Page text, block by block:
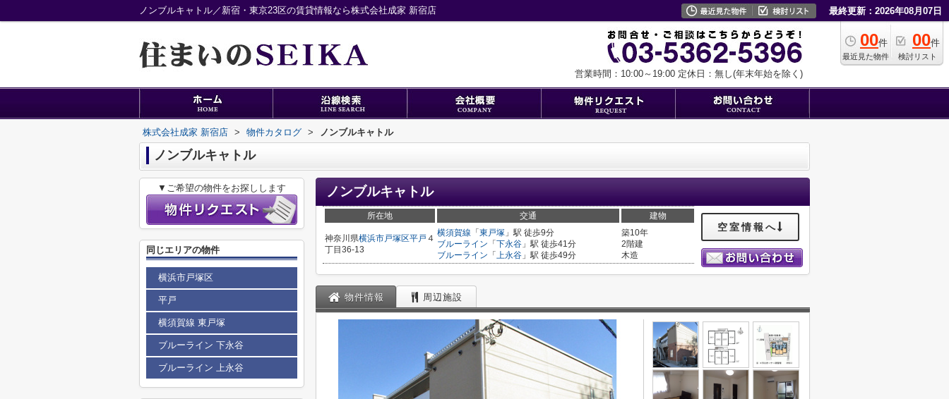
ノンブルキャトル／新宿・東京23区の賃貸情報なら株式会社成家 新宿店 最終更新：2026年08月07日
00件
最近見た物件
00件
検討リスト
営業時間：10:00～19:00 定休日：無し(年末年始を除く)
株式会社成家 新宿店 > 物件カタログ > ノンブルキャトル
ノンブルキャトル
ノンブルキャトル
所在地 交通 建物
神奈川県横浜市戸塚区平戸４
丁目36-13
横須賀線 「 東戸塚 」駅 徒歩9分
ブルーライン 「 下永谷 」駅 徒歩41分
ブルーライン 「 上永谷 」駅 徒歩49分
築10年
2階建
木造
空室情報へ
物件情報 周辺施設
▼ご希望の物件をお探しします
同じエリアの物件
横浜市戸塚区
平戸
横須賀線 東戸塚
ブルーライン 下永谷
ブルーライン 上永谷